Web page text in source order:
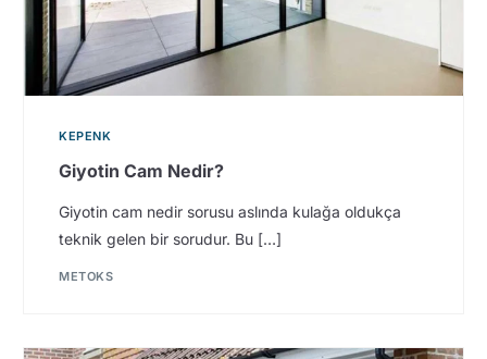
KEPENK
Giyotin Cam Nedir?
Giyotin cam nedir sorusu aslında kulağa oldukça
teknik gelen bir sorudur. Bu […]
METOKS